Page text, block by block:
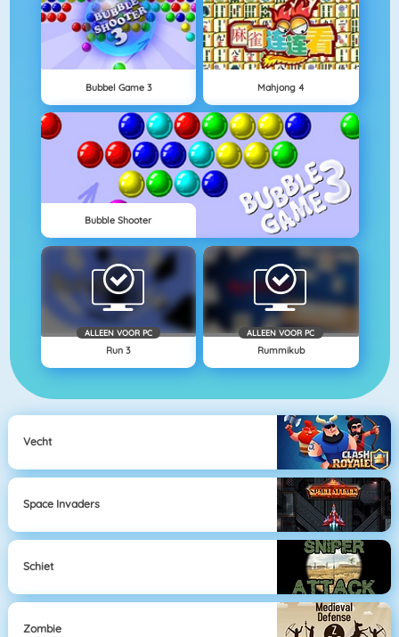
Bubbel Game 3 Mahjong 4
Bubble Shooter
ALLEEN VOOR PC
Run 3
ALLEEN VOOR PC
Rummikub
Vecht
Space Invaders
Schiet
Zombie